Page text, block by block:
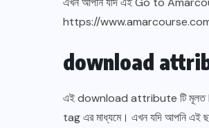
https://www.amarcourse.com
download
এই download attribute টি মূলত
tag এর মাধ্যমে। এখন যদি আপনি